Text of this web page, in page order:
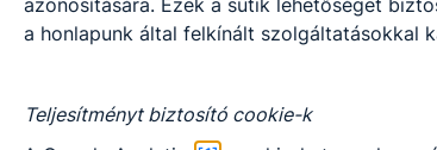
a honlapunk által felkínált szolgáltatásokkal
Teljesítményt biztosító cookie-k